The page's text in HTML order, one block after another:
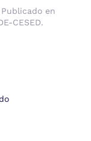
Publicado en
CESED.